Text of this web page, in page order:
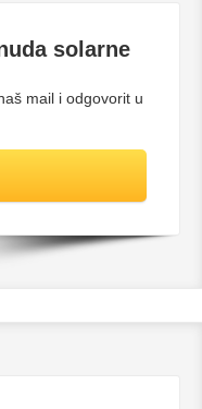
solarne
mail i odgovorit u